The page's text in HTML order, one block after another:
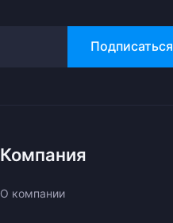
Подписаться
Компания
О компании